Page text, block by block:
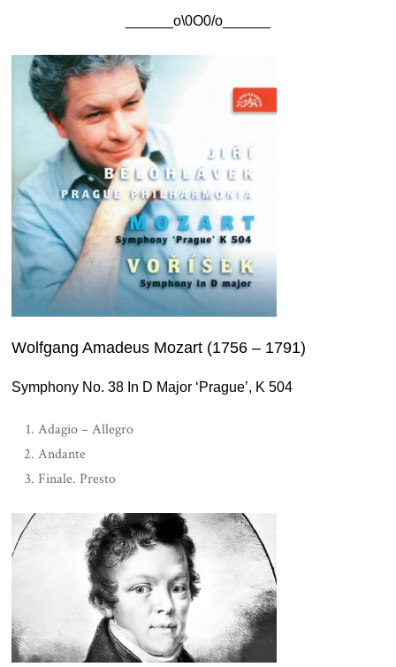
______o\0O0/o______
Wolfgang Amadeus Mozart (1756 – 1791)
Symphony No. 38 In D Major ‘Prague’, K 504
Adagio – Allegro
Andante
Finale. Presto